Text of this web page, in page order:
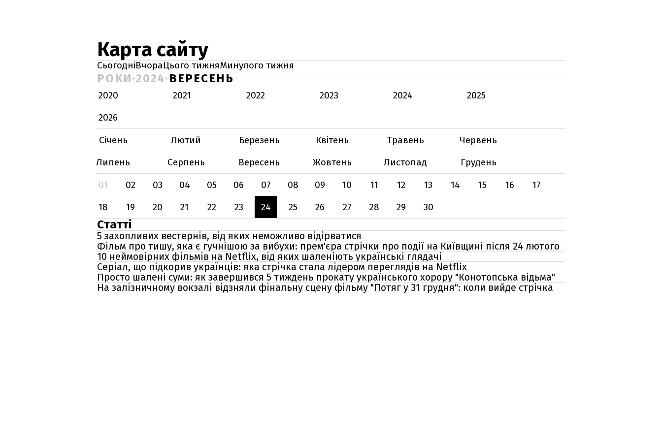
Карта сайту
СьогодніВчораЦього тижняМинулого тижня
РОКИ 2024 ВЕРЕСЕНЬ
2020 2021 2022 2023 2024
2025
2026
Січень
Лютий Березень Квітень Травень
Червень
Липень
Серпень Вересень Жовтень Листопад
Грудень
01
02 03 04 05 06 07 08 09 10 11 12 13 14 15 16
17
18
19 20 21 22 23 24 25 26 27 28 29 30
Статті
5 захопливих вестернів, від яких неможливо відірватися
Фільм про тишу, яка є гучнішою за вибухи: прем'єра стрічки про події на Київщині після 24 лютого
10 неймовірних фільмів на Netflix, від яких шаленіють українські глядачі
Серіал, що підкорив українців: яка стрічка стала лідером переглядів на Netflix
Просто шалені суми: як завершився 5 тиждень прокату українського хорору "Конотопська відьма"
На залізничному вокзалі відзняли фінальну сцену фільму "Потяг у 31 грудня": коли вийде стрічка